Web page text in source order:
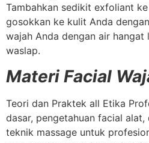
Tambahkan sedikit exfoliant
gosokkan ke kulit Anda
wajah Anda dengan air hangat
waslap.
Materi Facial
Teori dan Praktek all Etika
dasar, pengetahuan facial
teknik massage untuk